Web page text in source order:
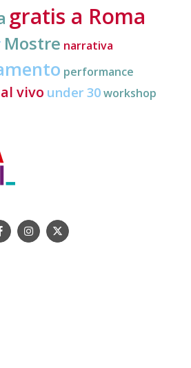
gratis a Roma
Mostre narrativa
performance
vivo under 30workshop